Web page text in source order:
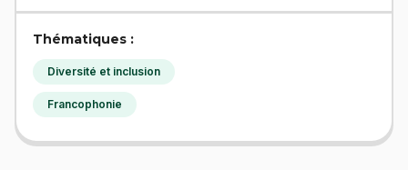
Thématiques :
Diversité et inclusion
Francophonie